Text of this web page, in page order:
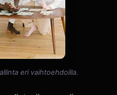
eri vaihtoehdoilla.